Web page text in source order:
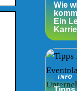
Wie
Ein
INFO